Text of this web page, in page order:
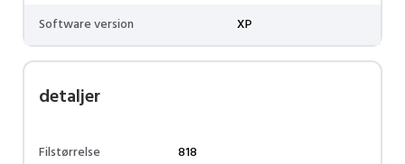
Software version XP
detaljer
Filstørrelse
818